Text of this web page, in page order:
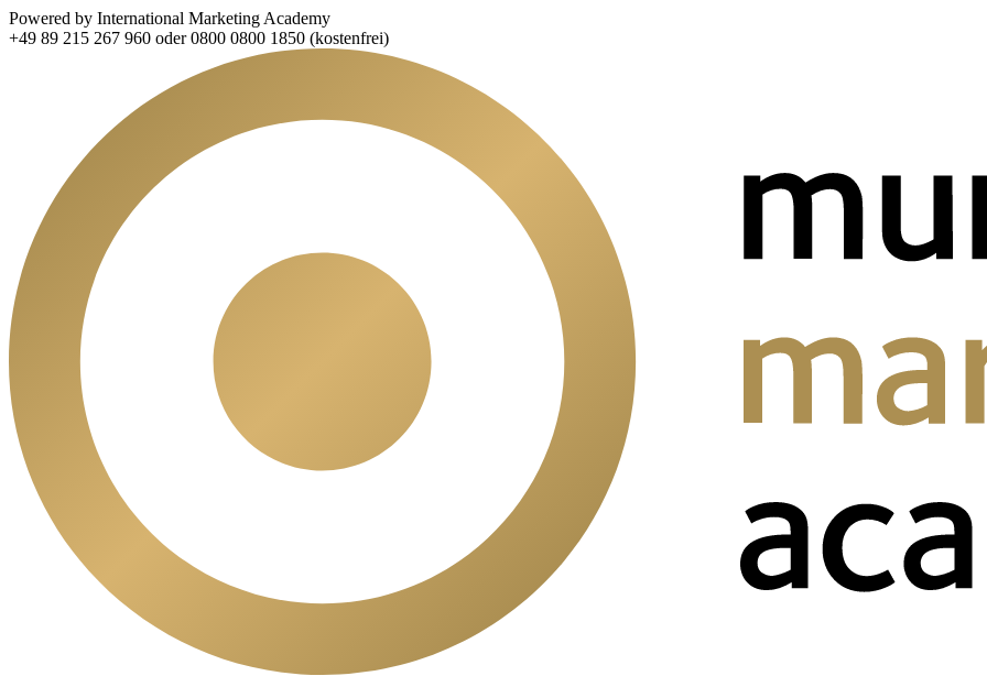
Powered by International Marketing Academy
+49 89 215 267 960 oder 0800 0800 1850 (kostenfrei)